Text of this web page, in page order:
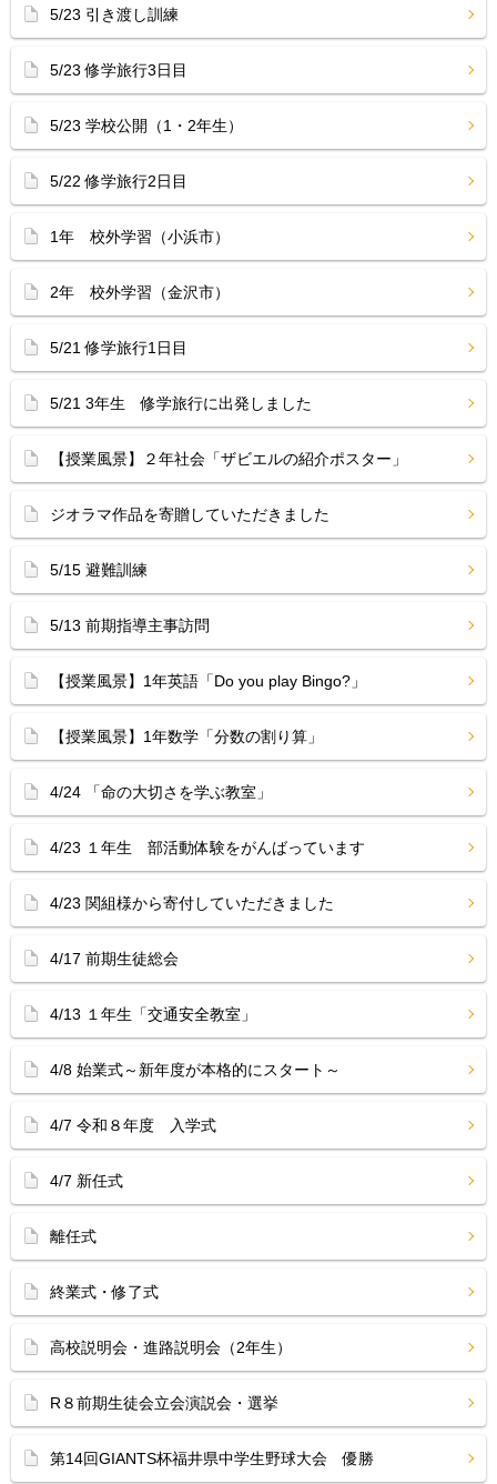
5/23 引き渡し訓練
5/23 修学旅行3日目
5/23 学校公開（1・2年生）
5/22 修学旅行2日目
1年 校外学習（小浜市）
2年 校外学習（金沢市）
5/21 修学旅行1日目
5/21 3年生 修学旅行に出発しました
【授業風景】２年社会「ザビエルの紹介ポスター」
ジオラマ作品を寄贈していただきました
5/15 避難訓練
5/13 前期指導主事訪問
【授業風景】1年英語「Do you play Bingo?」
【授業風景】1年数学「分数の割り算」
4/24 「命の大切さを学ぶ教室」
4/23 １年生 部活動体験をがんばっています
4/23 関組様から寄付していただきました
4/17 前期生徒総会
4/13 １年生「交通安全教室」
4/8 始業式～新年度が本格的にスタート～
4/7 令和８年度 入学式
4/7 新任式
離任式
終業式・修了式
高校説明会・進路説明会（2年生）
R８前期生徒会立会演説会・選挙
第14回GIANTS杯福井県中学生野球大会 優勝